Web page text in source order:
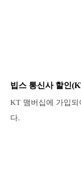
빕스 통신사 할인
KT 맴버십에 가입되
다.